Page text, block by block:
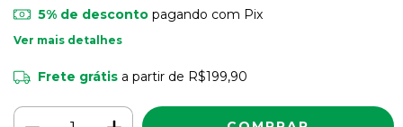
5% de descontopagando com Pix
Ver mais detalhes
Frete grátis a partir de R$199,90